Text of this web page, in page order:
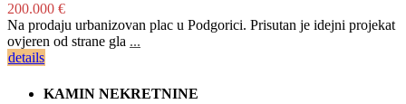
200.000 €
Na prodaju urbanizovan plac u Podgorici. Prisutan je idejni projekat
ovjeren od strane gla ...
details
KAMIN NEKRETNINE